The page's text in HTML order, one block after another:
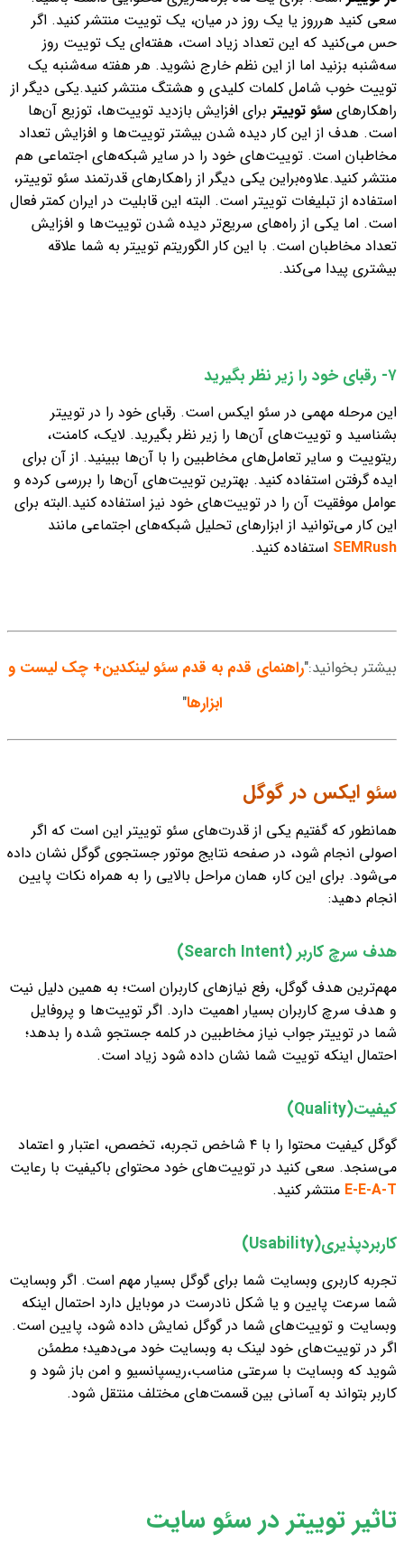
سعی کنید هرروز یا یک روز در میان، یک توییت منتشر کنید. اگر
حس می‌کنید که این تعداد زیاد است، هفته‌ای یک توییت روز
سه‌شنبه بزنید اما از این نظم خارج نشوید. هر هفته سه‌شنبه یک
توییت خوب شامل کلمات کلیدی و هشتگ منتشر کنید.یکی دیگر از
راهکارهای سئو توییتر برای افزایش بازدید توییت‌ها، توزیع آن‌ها
است. هدف از این کار دیده شدن بیشتر توییت‌ها و افزایش تعداد
مخاطبان است. توییت‌های خود را در سایر شبکه‌های اجتماعی هم
منتشر کنید.علاوه‌براین یکی دیگر از راهکارهای قدرتمند سئو توییتر،
استفاده از تبلیغات توییتر است. البته این قابلیت در ایران کمتر فعال
است. اما یکی از راه‌های سریع‌تر دیده شدن توییت‌ها و افزایش
تعداد مخاطبان است. با این کار الگوریتم توییتر به شما علاقه
بیشتری پیدا می‌کند.
۷- رقبای خود را زیر نظر بگیرید
این مرحله مهمی در سئو ایکس است. رقبای خود را در توییتر
بشناسید و توییت‌های آن‌ها را زیر نظر بگیرید. لایک، کامنت،
ریتوییت و سایر تعامل‌‌های مخاطبین را با آن‌ها ببینید. از آن برای
ایده گرفتن استفاده کنید. بهترین‌ توییت‌های آن‌ها را بررسی کرده و
عوامل موفقیت آن را در توییت‌های خود نیز استفاده کنید.البته برای
این کار می‌توانید از ابزارهای تحلیل شبکه‌های اجتماعی مانند
SEMRush استفاده کنید.
بیشتر بخوانید:"راهنمای قدم به قدم سئو لینکدین+ چک لیست و
ابزارها"
سئو ایکس در گوگل
همانطور که گفتیم یکی از قدرت‌های سئو توییتر این است که اگر
اصولی انجام شود، در صفحه نتایج موتور جستجوی گوگل نشان داده
می‌شود. برای این کار، همان مراحل بالایی را به همراه نکات پایین
انجام دهید:
هدف سرچ کاربر (Search Intent)
مهم‌ترین هدف گوگل، رفع نیازهای کاربران است؛ به همین دلیل نیت
و هدف سرچ کاربران بسیار اهمیت دارد. اگر توییت‌ها و پروفایل
شما در توییتر جواب نیاز مخاطبین در کلمه جستجو شده را بدهد؛
احتمال اینکه توییت شما نشان داده شود زیاد است.
کیفیت(Quality)
گوگل کیفیت محتوا را با ۴ شاخص تجربه، تخصص، اعتبار و اعتماد
می‌سنجد. سعی کنید در توییت‌های خود محتوای باکیفیت با رعایت
E-E-A-T منتشر کنید.
کاربردپذیری(Usability)
تجربه کاربری وبسایت شما برای گوگل بسیار مهم است. اگر وبسایت
شما سرعت پایین و یا شکل نادرست در موبایل دارد احتمال اینکه
وبسایت و توییت‌های شما در گوگل نمایش داده شود، پایین‌ است.
اگر در توییت‌های خود لینک به وبسایت خود می‌دهید؛ مطمئن
شوید که وبسایت با سرعتی مناسب،‌ریسپانسیو و امن باز شود و
کاربر بتواند به آسانی بین قسمت‌های مختلف منتقل شود.
تاثیر توییتر در سئو سایت